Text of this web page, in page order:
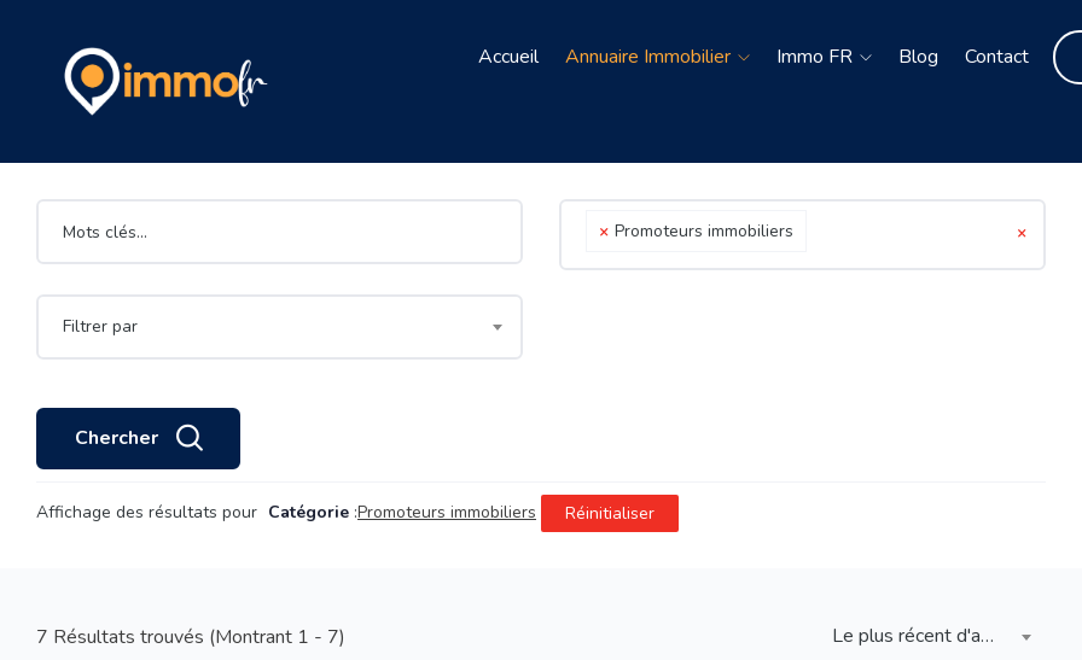
Accueil Annuaire Immobilier Immo FR Blog Contact
×
× Promoteurs immobiliers
Filtrer par
Chercher
Affichage des résultats pour Catégorie :Promoteurs immobiliers Réinitialiser
7 Résultats trouvés (Montrant 1 - 7) Le plus récent d'abord